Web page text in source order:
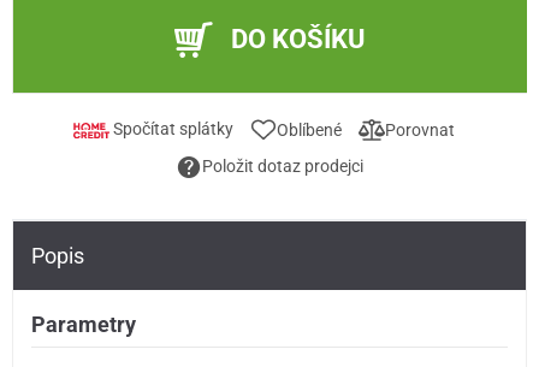
DO KOŠÍKU
Spočítat splátky Oblíbené
Porovnat
Položit dotaz prodejci
Popis
Parametry